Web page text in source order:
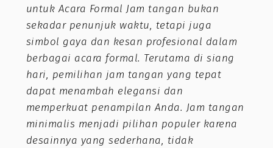
untuk Acara Formal Jam tangan bukan
sekadar penunjuk waktu, tetapi juga
simbol gaya dan kesan profesional dalam
berbagai acara formal. Terutama di siang
hari, pemilihan jam tangan yang tepat
dapat menambah elegansi dan
memperkuat penampilan Anda. Jam tangan
minimalis menjadi pilihan populer karena
desainnya yang sederhana, tidak